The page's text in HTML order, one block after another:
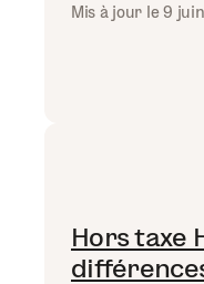
Mis à jour le 9
Hors taxe